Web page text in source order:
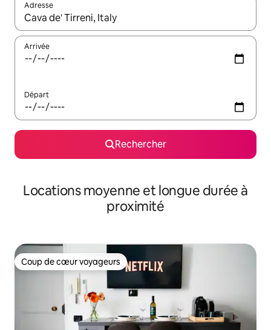
Adresse
Lorsque les résultats s'affichent, utilisez les flèches vers le
Arrivée
Départ
Rechercher
Locations moyenne et longue durée à
proximité
Coup de cœur voyageurs
Coup de cœur voyageurs